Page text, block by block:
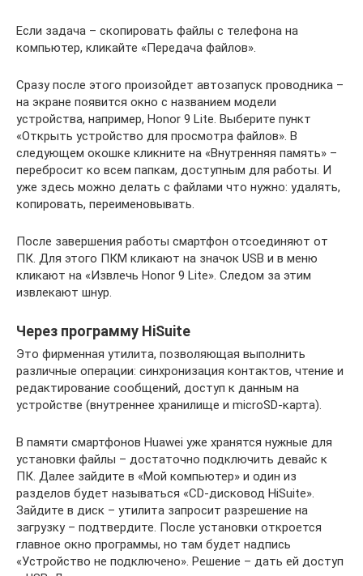
Если задача – скопировать файлы с телефона на
компьютер, кликайте «Передача файлов».
Сразу после этого произойдет автозапуск проводника –
на экране появится окно с названием модели
устройства, например, Honor 9 Lite. Выберите пункт
«Открыть устройство для просмотра файлов». В
следующем окошке кликните на «Внутренняя память» –
перебросит ко всем папкам, доступным для работы. И
уже здесь можно делать с файлами что нужно: удалять,
копировать, переименовывать.
После завершения работы смартфон отсоединяют от
ПК. Для этого ПКМ кликают на значок USB и в меню
кликают на «Извлечь Honor 9 Lite». Следом за этим
извлекают шнур.
Через программу HiSuite
Это фирменная утилита, позволяющая выполнить
различные операции: синхронизация контактов, чтение и
редактирование сообщений, доступ к данным на
устройстве (внутреннее хранилище и microSD-карта).
В памяти смартфонов Huawei уже хранятся нужные для
установки файлы – достаточно подключить девайс к
ПК. Далее зайдите в «Мой компьютер» и один из
разделов будет называться «CD-дисковод HiSuite».
Зайдите в диск – утилита запросит разрешение на
загрузку – подтвердите. После установки откроется
главное окно программы, но там будет надпись
«Устройство не подключено». Решение – дать ей доступ